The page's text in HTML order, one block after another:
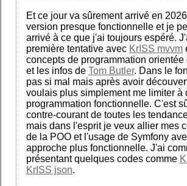
Et ce jour va sûrement arrivé en
version presque fonctionnelle et je
arrivé à ce que j'ai toujours espéré.
première tentative avec KrISS mvvm
concepts de programmation orientée
et les infos de Tom Butler. Dans le
pas si mal mais après avoir
voulais plus simplement me limiter à
programmation fonctionnelle. C'est
contre-courant de toutes les
mais dans l'esprit je veux allier mes
de la POO et l'usage de Symfony
approche plus fonctionnelle. J'ai
présentant quelques codes comme
KrISS json.